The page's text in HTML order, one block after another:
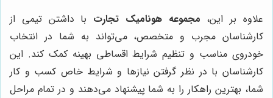
علاوه بر این، مجموعه هونامیک تجارت با داشتن تیمی از
کارشناسان مجرب و متخصص، می‌تواند به شما در انتخاب
خودروی مناسب و تنظیم شرایط اقساطی بهینه کمک کند. این
کارشناسان با در نظر گرفتن نیازها و شرایط خاص کسب و کار
شما، بهترین راهکار را به شما پیشنهاد می‌دهند و در تمام مراحل